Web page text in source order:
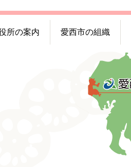
所の案内 愛西市の組織